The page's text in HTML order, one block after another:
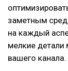
заметным
на каждый
мелкие детали
вашего канала.